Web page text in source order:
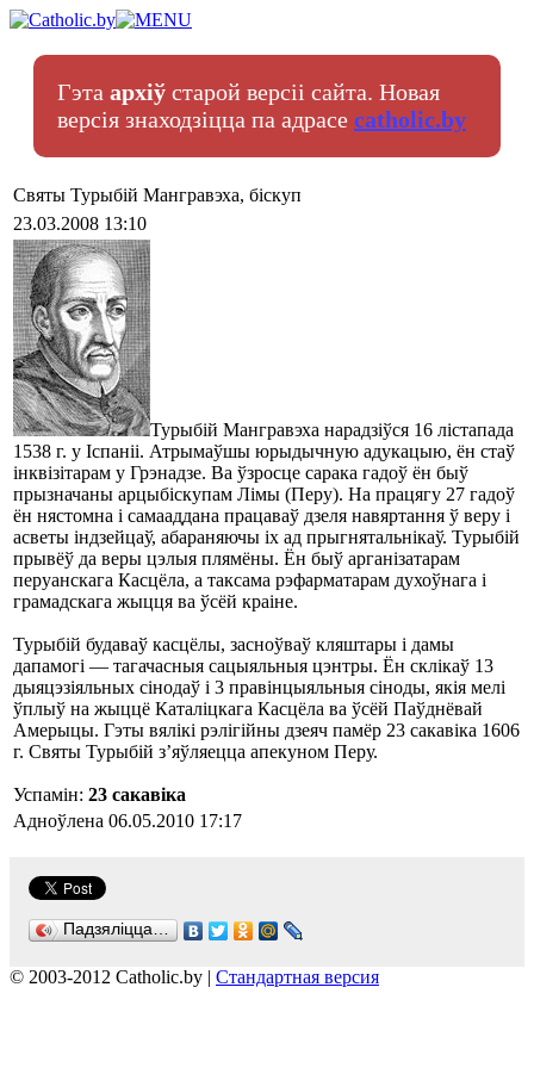
Гэта архіў старой версіі сайта. Новая
версія знаходзіцца па адрасе catholic.by
Святы Турыбій Мангравэха, біскуп
23.03.2008 13:10
Турыбій Мангравэха нарадзіўся 16 лістапада
1538 г. у Іспаніі. Атрымаўшы юрыдычную адукацыю, ён стаў
інквізітарам у Грэнадзе. Ва ўзросце сарака гадоў ён быў
прызначаны арцыбіскупам Лімы (Перу). На працягу 27 гадоў
ён нястомна і самааддана працаваў дзеля навяртання ў веру і
асветы індзейцаў, абараняючы іх ад прыгнятальнікаў. Турыбій
прывёў да веры цэлыя плямёны. Ён быў арганізатарам
перуанскага Касцёла, а таксама рэфарматарам духоўнага і
грамадскага жыцця ва ўсёй краіне.
Турыбій будаваў касцёлы, засноўваў кляштары і дамы
дапамогі — тагачасныя сацыяльныя цэнтры. Ён склікаў 13
дыяцэзіяльных сінодаў і 3 правінцыяльныя сіноды, якія мелі
ўплыў на жыццё Каталіцкага Касцёла ва ўсёй Паўднёвай
Амерыцы. Гэты вялікі рэлігійны дзеяч памёр 23 сакавіка 1606
г. Святы Турыбій з’яўляецца апекуном Перу.
Успамін: 23 сакавіка
Адноўлена 06.05.2010 17:17
Падзяліцца…
© 2003-2012 Catholic.by | Стандартная версия